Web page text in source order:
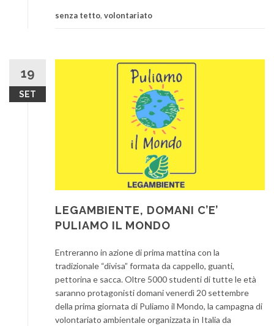
senza tetto, volontariato
19
SET
LEGAMBIENTE, DOMANI C’E’
PULIAMO IL MONDO
Entreranno in azione di prima mattina con la
tradizionale “divisa” formata da cappello, guanti,
pettorina e sacca. Oltre 5000 studenti di tutte le età
saranno protagonisti domani venerdì 20 settembre
della prima giornata di Puliamo il Mondo, la campagna di
volontariato ambientale organizzata in Italia da